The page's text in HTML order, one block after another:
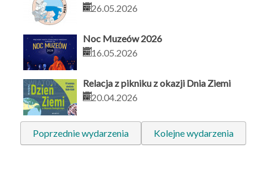
26.05.2026
Noc Muzeów 2026
16.05.2026
Relacja z pikniku z okazji Dnia Ziemi
20.04.2026
Poprzednie wydarzenia Kolejne wydarzenia